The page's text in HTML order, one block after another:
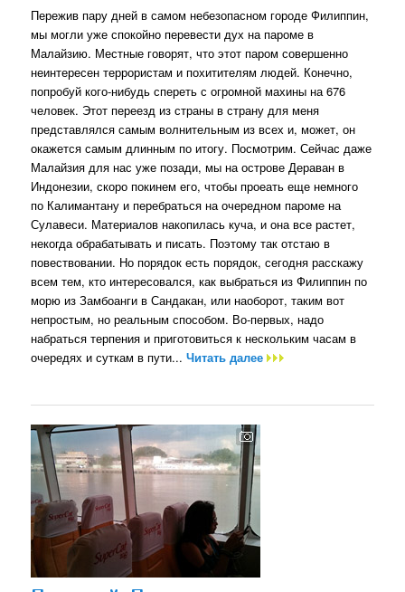
Пережив пару дней в самом небезопасном городе Филиппин,
мы могли уже спокойно перевести дух на пароме в
Малайзию. Местные говорят, что этот паром совершенно
неинтересен террористам и похитителям людей. Конечно,
попробуй кого-нибудь спереть с огромной махины на 676
человек. Этот переезд из страны в страну для меня
представлялся самым волнительным из всех и, может, он
окажется самым длинным по итогу. Посмотрим. Сейчас даже
Малайзия для нас уже позади, мы на острове Дераван в
Индонезии, скоро покинем его, чтобы проеать еще немного
по Калимантану и перебраться на очередном пароме на
Сулавеси. Материалов накопилась куча, и она все растет,
некогда обрабатывать и писать. Поэтому так отстаю в
повествовании. Но порядок есть порядок, сегодня расскажу
всем тем, кто интересовался, как выбраться из Филиппин по
морю из Замбоанги в Сандакан, или наоборот, таким вот
непростым, но реальным способом. Во-первых, надо
набраться терпения и приготовиться к нескольким часам в
очередях и суткам в пути...Читать далее